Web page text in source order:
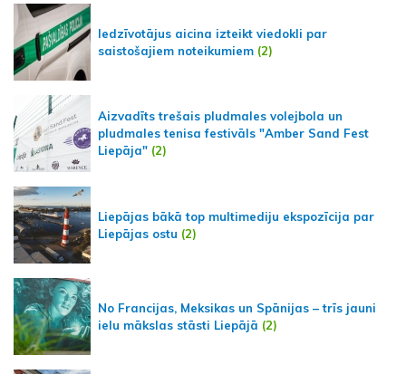
Iedzīvotājus aicina izteikt viedokli par
saistošajiem noteikumiem (2)
Aizvadīts trešais pludmales volejbola un
pludmales tenisa festivāls "Amber Sand Fest
Liepāja" (2)
Liepājas bākā top multimediju ekspozīcija par
Liepājas ostu (2)
No Francijas, Meksikas un Spānijas – trīs jauni
ielu mākslas stāsti Liepājā (2)